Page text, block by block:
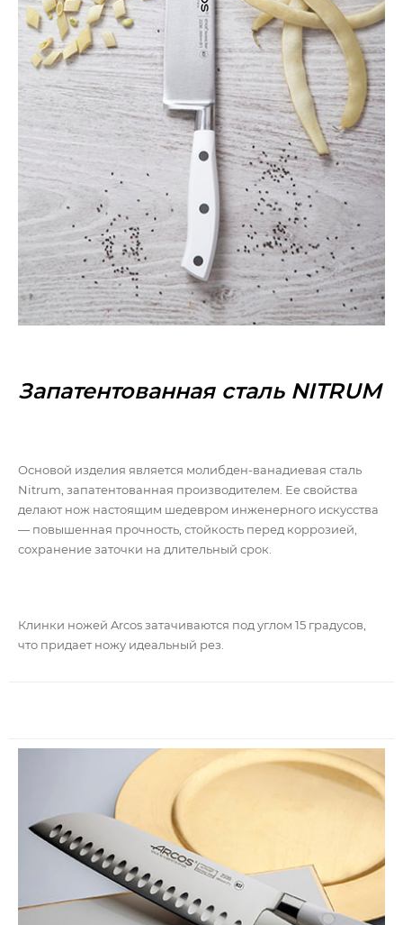
Запатентованная сталь NITRUM
Основой изделия является молибден-ванадиевая сталь
Nitrum, запатентованная производителем. Ее свойства
делают нож настоящим шедевром инженерного искусства
— повышенная прочность, стойкость перед коррозией,
сохранение заточки на длительный срок.
Клинки ножей Arcos затачиваются под углом 15 градусов,
что придает ножу идеальный рез.